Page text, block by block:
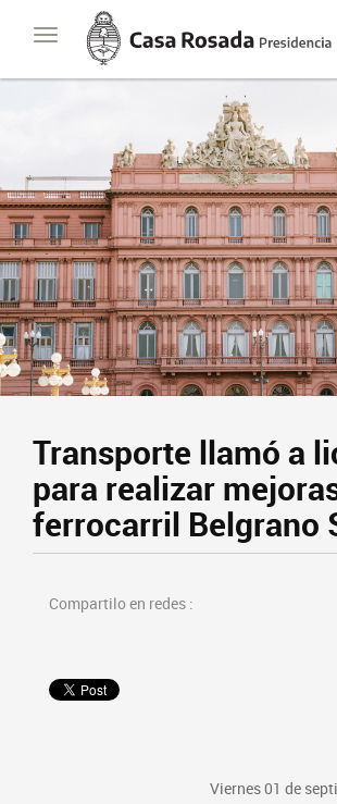
Toggle
navigation
Casa
Rosada
Presidencia
de
Transporte llamó a
para realizar
ferrocarril Belgrano
Compartilo en redes :
Viernes 01 de